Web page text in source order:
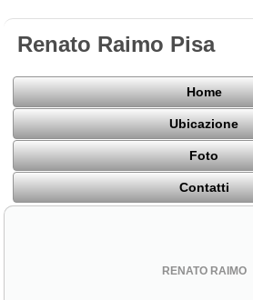
Renato Raimo Pisa
Home
Ubicazione
Foto
Contatti
RENATO RAIMO